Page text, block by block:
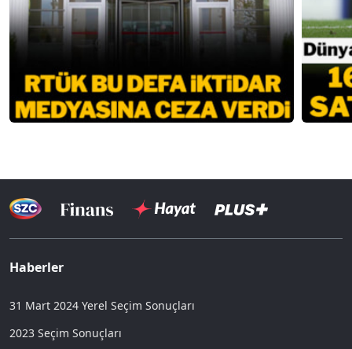
Haberler
31 Mart 2024 Yerel Seçim Sonuçları
2023 Seçim Sonuçları